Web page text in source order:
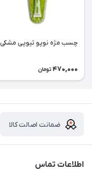
چسب مژه نوپو تیوپی مشکی
470,000 تومان
ضمانت اصالت کالا
اطلاعات تماس